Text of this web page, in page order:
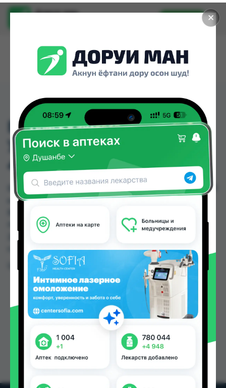
✕
Доруи ман
Установить
БАЛЬЗАМ ЭЛЬСЕВ
УЛЬТРА ПРОЧНОСТЬ
400МЛ
БАЛЬЗАМ ЭЛЬСЕВ УЛЬТРА ПРОЧНОСТЬ 400МЛ
можно купить или заказать в аптеках, Ватан №1,
Нишон №1, Нишон №2, Нишон №3 по цене от
городах Таджикистана
Цена: от26.00 TJS